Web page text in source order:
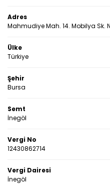
Adres
Mahmudiye Mah. 14. Mobilya Sk.
Ülke
Türkiye
Şehir
Bursa
Semt
İnegöl
Vergi No
12430862714
Vergi Dairesi
İnegöl